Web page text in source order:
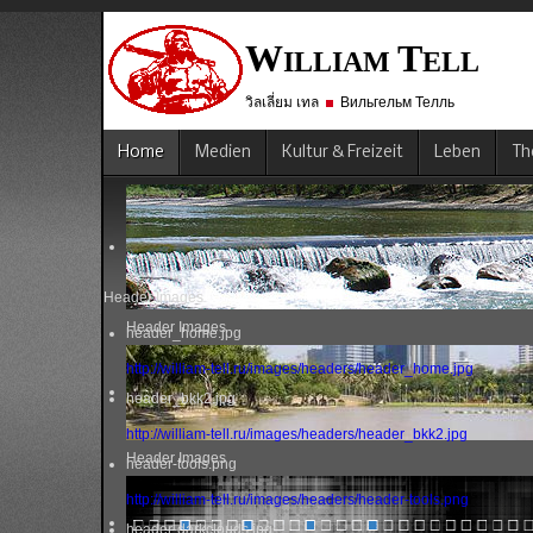
WILLIAM TELL
วิลเลี่ยม เทล Вильгельм Телль
Home Medien Kultur & Freizeit Leben
Header Images
Header Images
Header Images
header_home.jpg
http://william-tell.ru/images/headers/header_home.jpg
header_bkk2.jpg
http://william-tell.ru/images/headers/header_bkk2.jpg
header-tools.png
http://william-tell.ru/images/headers/header-tools.png
header-darkclouds.jpg